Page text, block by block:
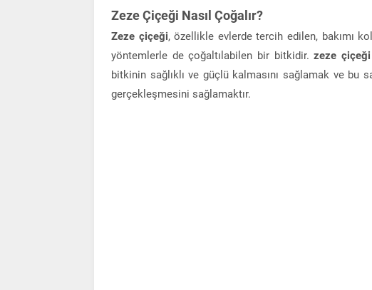
Zeze Çiçeği Nasıl Çoğalır?
Zeze çiçeği, özellikle evlerde tercih edilen, bakımı
yöntemlerle de çoğaltılabilen bir bitkidir.zeze çiçeği
bitkinin sağlıklı ve güçlü kalmasını sağlamak ve bu
gerçekleşmesini sağlamaktır.